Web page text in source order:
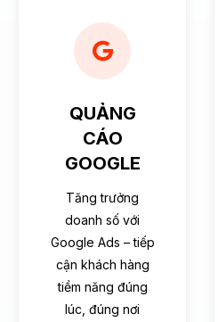
QUẢNG
CÁO
GOOGLE
Tăng trưởng
doanh số với
Google Ads – tiếp
cận khách hàng
tiềm năng đúng
lúc, đúng nơi